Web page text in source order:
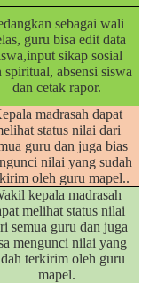
sebagai wali
guru bisa edit data
sikap sosial
spiritual, absensi siswa
dan cetak rapor.
madrasah dapat
status nilai dari
guru dan juga bias
nilai yang sudah
oleh guru mapel..
kepala madrasah
melihat status nilai
semua guru dan juga
mengunci nilai yang
terkirim oleh guru
mapel.